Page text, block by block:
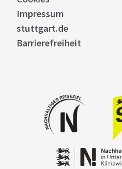
Impressum
stuttgart.de
Barrierefreiheit